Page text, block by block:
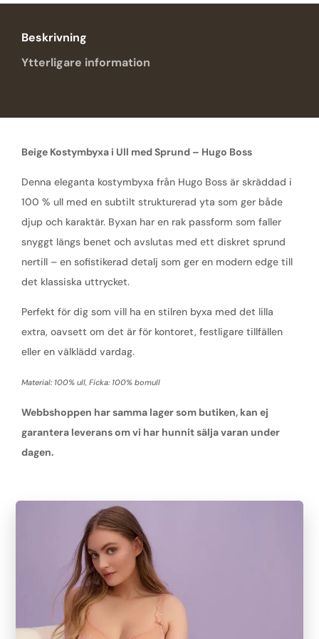
Beskrivning
Ytterligare information
Beige Kostymbyxa i Ull med Sprund – Hugo Boss
Denna eleganta kostymbyxa från Hugo Boss är skräddad i
100 % ull med en subtilt strukturerad yta som ger både
djup och karaktär. Byxan har en rak passform som faller
snyggt längs benet och avslutas med ett diskret sprund
nertill – en sofistikerad detalj som ger en modern edge till
det klassiska uttrycket.
Perfekt för dig som vill ha en stilren byxa med det lilla
extra, oavsett om det är för kontoret, festligare tillfällen
eller en välklädd vardag.
Material: 100% ull, Ficka: 100% bomull
Webbshoppen har samma lager som butiken, kan ej
garantera leverans om vi har hunnit sälja varan under
dagen.